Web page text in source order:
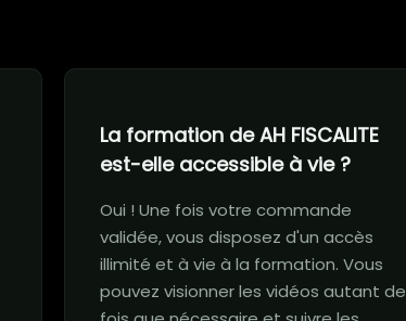
La formation de AH FISCALITE
est-elle accessible à vie ?
Oui ! Une fois votre commande
validée, vous disposez d'un accès
illimité et à vie à la formation. Vous
pouvez visionner les vidéos autant de